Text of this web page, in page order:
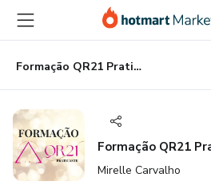
para
conteúdo
principal
para
pagamento
para
rodapé
Formação QR21 Praticante [T3]
Formação QR21
Mirelle Carvalho